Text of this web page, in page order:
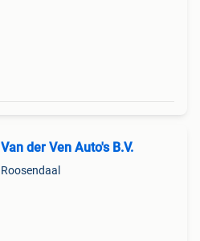
Van der Ven Auto's B.V.
Roosendaal